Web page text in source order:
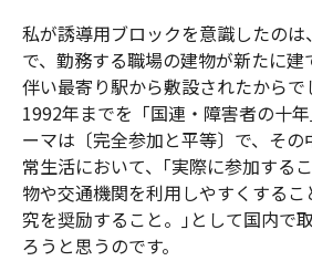
私が誘導用ブロックを意識したのは
で、勤務する職場の建物が新たに
伴い最寄り駅から敷設されたから
1992年までを「国連・障害者の十
ーマは〔完全参加と平等〕で、その
常生活において、｢実際に参加する
物や交通機関を利用しやすくする
究を奨励すること。｣として国内で
ろうと思うのです。